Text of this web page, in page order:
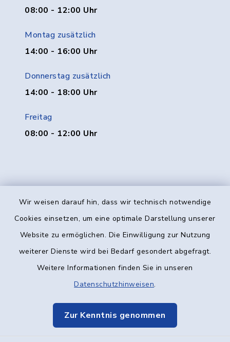
Wir weisen darauf hin, dass wir technisch notwendige
Cookies einsetzen, um eine optimale Darstellung unserer
Website zu ermöglichen. Die Einwilligung zur Nutzung
weiterer Dienste wird bei Bedarf gesondert abgefragt.
Weitere Informationen finden Sie in unseren
Datenschutzhinweisen.
Zur Kenntnis genommen
08:00 - 12:00 Uhr
Montag zusätzlich
14:00 - 16:00 Uhr
Donnerstag zusätzlich
14:00 - 18:00 Uhr
Freitag
08:00 - 12:00 Uhr
Kontakt
Datenschutz
Elektronische Kommunikation